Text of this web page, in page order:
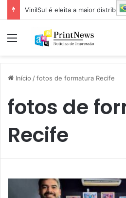
Menu
Início /fotos de formatura Recife
fotos de
Recife